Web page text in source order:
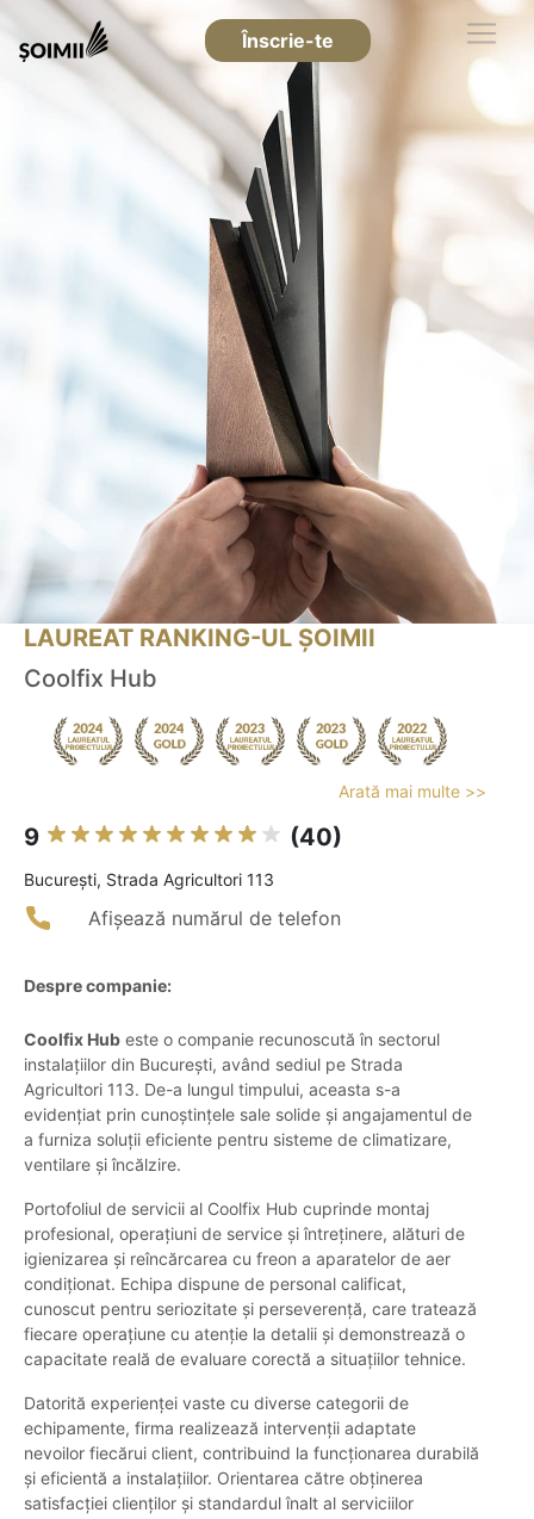
Înscrie-te
LAUREAT RANKING-UL ȘOIMII
Coolfix Hub
Arată mai multe >>
9 (40)
Bucureşti, Strada Agricultori 113
Afișează numărul de telefon
Despre companie:
Coolfix Hub este o companie recunoscută în sectorul
instalațiilor din București, având sediul pe Strada
Agricultori 113. De-a lungul timpului, aceasta s-a
evidențiat prin cunoștințele sale solide și angajamentul de
a furniza soluții eficiente pentru sisteme de climatizare,
ventilare și încălzire.
Portofoliul de servicii al Coolfix Hub cuprinde montaj
profesional, operațiuni de service și întreținere, alături de
igienizarea și reîncărcarea cu freon a aparatelor de aer
condiționat. Echipa dispune de personal calificat,
cunoscut pentru seriozitate și perseverență, care tratează
fiecare operațiune cu atenție la detalii și demonstrează o
capacitate reală de evaluare corectă a situațiilor tehnice.
Datorită experienței vaste cu diverse categorii de
echipamente, firma realizează intervenții adaptate
nevoilor fiecărui client, contribuind la funcționarea durabilă
și eficientă a instalațiilor. Orientarea către obținerea
satisfacției clienților și standardul înalt al serviciilor